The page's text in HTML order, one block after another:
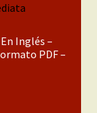
En Inglés –
PDF –